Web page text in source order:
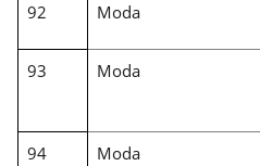
92 Moda
93 Moda
94 Moda